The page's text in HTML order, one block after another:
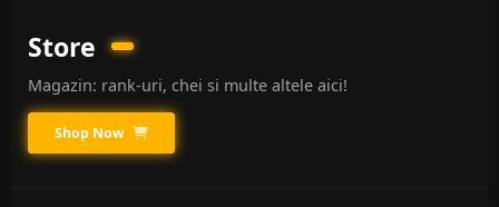
Store
Magazin: rank-uri, chei si multe altele aici!
Shop Now